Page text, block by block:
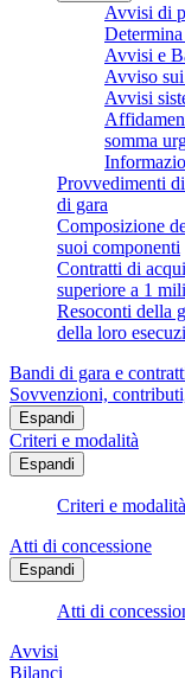
Avvisi di
Avvisi e
Avviso
Avvisi
somma
Provvedimenti
di gara
Composizione
suoi componenti
Contratti di
superiore a 1
Resoconti della
della loro
Bandi di gara e
Sovvenzioni,
Espandi
Criteri e modalità
Espandi
Criteri e modalità
Atti di concessione
Espandi
Atti di
Avvisi
Bilanci